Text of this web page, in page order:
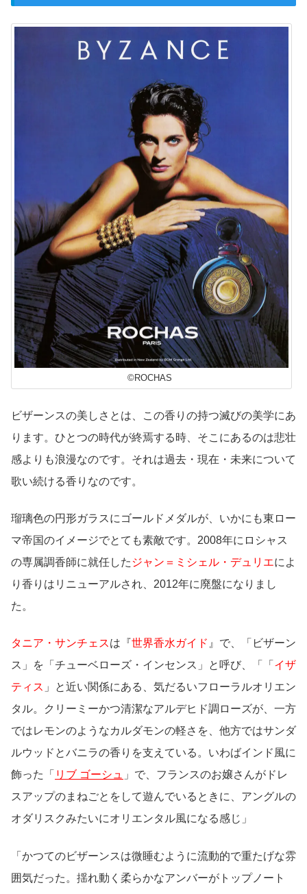
©ROCHAS
ビザーンスの美しさとは、この香りの持つ滅びの美学にあ
ります。ひとつの時代が終焉する時、そこにあるのは悲壮
感よりも浪漫なのです。それは過去・現在・未来について
歌い続ける香りなのです。
瑠璃色の円形ガラスにゴールドメダルが、いかにも東ロー
マ帝国のイメージでとても素敵です。2008年にロシャス
の専属調香師に就任した ジャン＝ミシェル・デュリエによ
り香りはリニューアルされ、2012年に廃盤になりまし
た。
タニア・サンチェスは『 世界香水ガイド 』で、「ビザーン
ス」を「チューベローズ・インセンス」と呼び、「「 イザ
ティス 」と近い関係にある、気だるいフローラルオリエン
タル。クリーミーかつ清潔なアルデヒド調ローズが、一方
ではレモンのようなカルダモンの軽さを、他方ではサンダ
ルウッドとバニラの香りを支えている。いわばインド風に
飾った「 リブ ゴーシュ 」で、フランスのお嬢さんがドレ
スアップのまねごとをして遊んでいるときに、アングルの
オダリスクみたいにオリエンタル風になる感じ」
「かつてのビザーンスは微睡むように流動的で重たげな雰
囲気だった。揺れ動く柔らかなアンバーがトップノート